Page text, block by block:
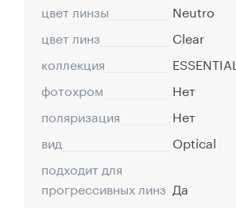
цвет линзы
Neutro
цвет линз
Clear
коллекция
фотохром
Нет
поляризация
Нет
вид
Optical
подходит для
прогрессивных линз Да